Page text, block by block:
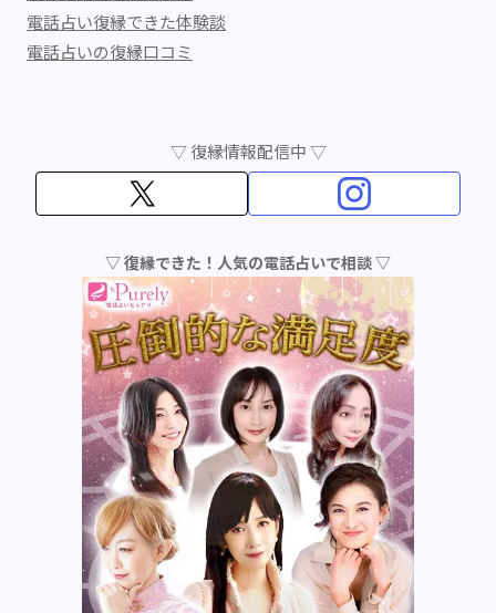
電話占い復縁できた体験談
電話占いの復縁口コミ
▽ 復縁情報配信中 ▽
▽ 復縁できた！人気の電話占いで相談 ▽